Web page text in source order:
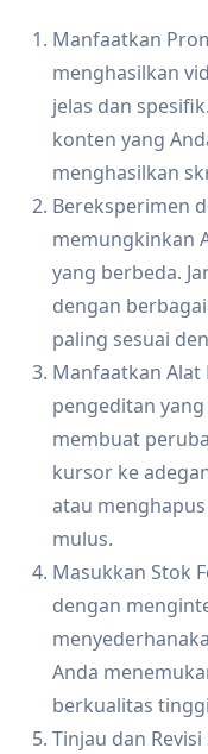
Manfaatkan
menghasilkan
jelas dan
konten yang
menghasilkan
Bereksperimen
memungkinkan
yang berbeda.
dengan
paling sesuai
Manfaatkan
pengeditan
membuat
kursor ke
atau
mulus.
Masukkan Stok
dengan
Anda
berkualitas
Tinjau dan